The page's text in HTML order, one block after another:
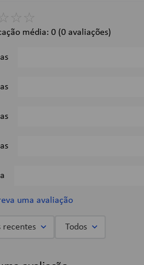
☆ ☆ ☆
média: 0 (0 avaliações)
uma avaliação
recentes Todos